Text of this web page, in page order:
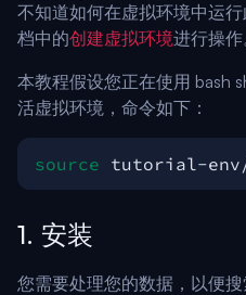
不知道如何在虚拟环境中运
档中的创建虚拟环境进行操作
本教程假设您正在使用 bash
活虚拟环境，命令如下：
source
1. 安装
您需要处理您的数据，以便搜